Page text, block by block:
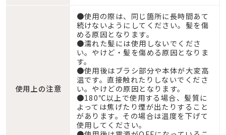
使用上の注意
●使用の際は、同じ箇所に長時間あて
続けないようにしてください。髪を傷
める原因となります。
●濡れた髪には使用しないでくださ
い。やけど・髪を傷める原因となりま
す。
●使用後はブラシ部分や本体が大変高
温です。直接触れたりしないでくださ
い。やけどの原因となります。
●180℃以上で使用する場合、髪質に
よっては焦げたり煙が出たりすること
があります。その場合は温度を下げて
使用してください。